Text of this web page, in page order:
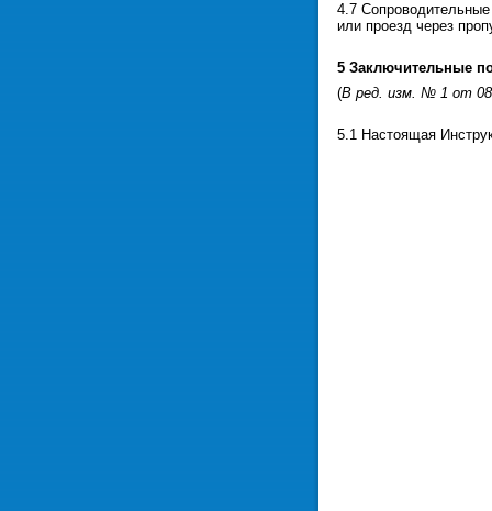
4.7
или проезд через
5 Заключительные
(В ред. изм. № 1 от
5.1 Настоящая